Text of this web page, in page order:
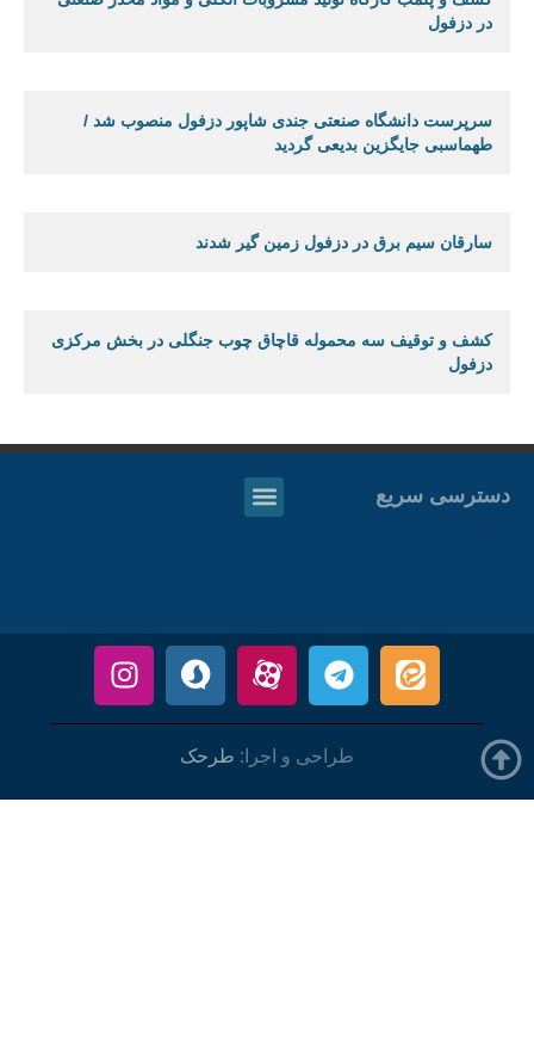
در دزفول
سرپرست دانشگاه صنعتی جندی شاپور دزفول منصوب شد /
طهماسبی جایگزین بدیعی گردید
سارقان سیم برق در دزفول زمین گیر شدند
کشف و توقیف سه محموله قاچاق چوب جنگلی در بخش مرکزی
دزفول
دسترسی سریع
طراحی و اجرا: طرحک